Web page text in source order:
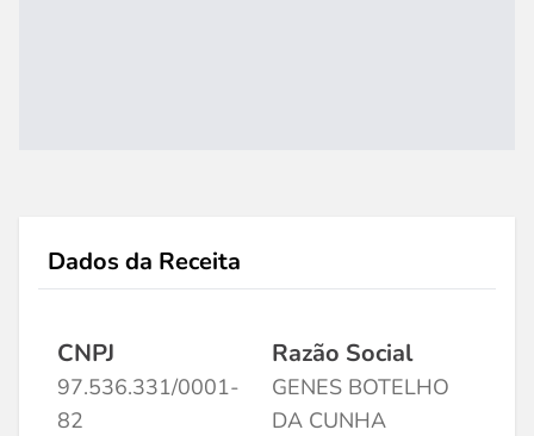
Dados da Receita
CNPJ
97.536.331/0001-
82
Razão Social
GENES BOTELHO
DA CUNHA